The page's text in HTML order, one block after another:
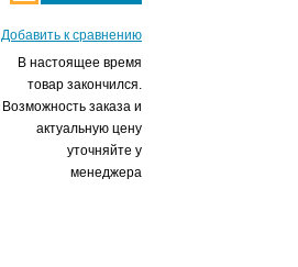
Добавить к сравнению
В настоящее время
товар закончился.
Возможность заказа и
актуальную цену
уточняйте у
менеджера